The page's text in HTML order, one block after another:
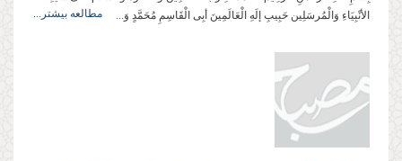
الأنْبِیَاءِ وَالْمُرسَلِین حَبِیبِ إلَهِ الْعَالَمِینَ أبِی الْقَاسِمِ مُحَمَّدٍ وَ...
مطالعه بیشتر...